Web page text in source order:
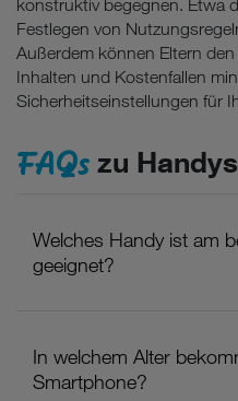
konstruktiv begegnen. Etwa
Festlegen von
Außerdem können Eltern
Inhalten und Kostenfallen
Sicherheitseinstellungen für
FAQs zu
Welches Handy ist am
geeignet?
In welchem Alter
Smartphone?